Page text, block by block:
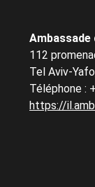
Ambassade
112
Tel Aviv-
Téléphone :
https://